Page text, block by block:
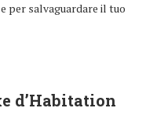
per salvaguardare il tuo
d’Habitation